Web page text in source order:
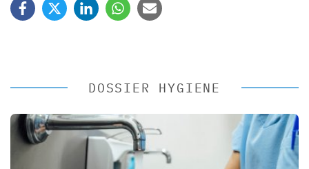
DOSSIER HYGIENE